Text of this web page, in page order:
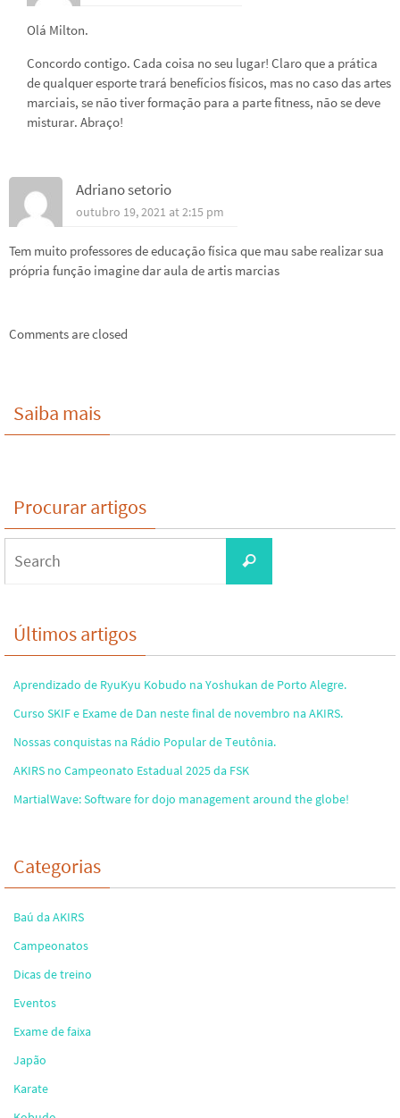
Olá Milton.
Concordo contigo. Cada coisa no seu lugar! Claro que a prática
de qualquer esporte trará benefícios físicos, mas no caso das artes
marciais, se não tiver formação para a parte fitness, não se deve
misturar. Abraço!
Adriano setorio
outubro 19, 2021 at 2:15 pm
Tem muito professores de educação física que mau sabe realizar sua
própria função imagine dar aula de artis marcias
Comments are closed
Saiba mais
Procurar artigos
Search
Últimos artigos
Aprendizado de RyuKyu Kobudo na Yoshukan de Porto Alegre.
Curso SKIF e Exame de Dan neste final de novembro na AKIRS.
Nossas conquistas na Rádio Popular de Teutônia.
AKIRS no Campeonato Estadual 2025 da FSK
MartialWave: Software for dojo management around the globe!
Categorias
Baú da AKIRS
Campeonatos
Dicas de treino
Eventos
Exame de faixa
Japão
Karate